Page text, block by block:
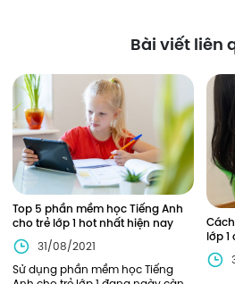
Bài viết liên
Top 5 phần mềm học Tiếng Anh
cho trẻ lớp 1 hot nhất hiện nay
31/08/2021
Sử dụng phần mềm học Tiếng
lớp